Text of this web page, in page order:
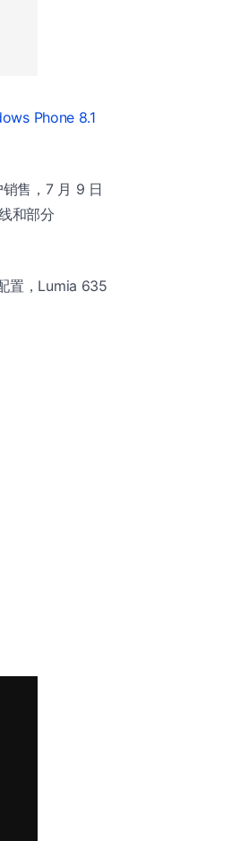
Phone 8.1
售，7 月 9 日
和部分
置，Lumia 635